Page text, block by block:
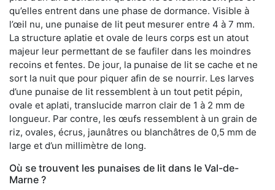
qu’elles entrent dans une phase de dormance. Visible à
l’œil nu, une punaise de lit peut mesurer entre 4 à 7 mm.
La structure aplatie et ovale de leurs corps est un atout
majeur leur permettant de se faufiler dans les moindres
recoins et fentes. De jour, la punaise de lit se cache et ne
sort la nuit que pour piquer afin de se nourrir. Les larves
d’une punaise de lit ressemblent à un tout petit pépin,
ovale et aplati, translucide marron clair de 1 à 2 mm de
longueur. Par contre, les œufs ressemblent à un grain de
riz, ovales, écrus, jaunâtres ou blanchâtres de 0,5 mm de
large et d’un millimètre de long.
Où se trouvent les punaises de lit dans le Val-de-
Marne ?